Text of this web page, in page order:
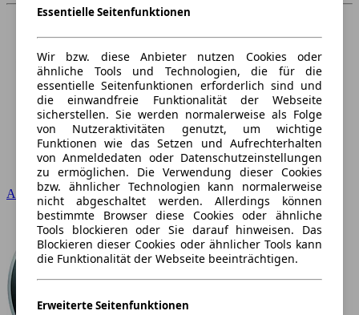
Audi
Essentielle Seitenfunktionen
Wir bzw. diese Anbieter nutzen Cookies oder
ähnliche Tools und Technologien, die für die
essentielle Seitenfunktionen erforderlich sind und
die einwandfreie Funktionalität der Webseite
sicherstellen. Sie werden normalerweise als Folge
von Nutzeraktivitäten genutzt, um wichtige
Funktionen wie das Setzen und Aufrechterhalten
von Anmeldedaten oder Datenschutzeinstellungen
zu ermöglichen. Die Verwendung dieser Cookies
bzw. ähnlicher Technologien kann normalerweise
nicht abgeschaltet werden. Allerdings können
bestimmte Browser diese Cookies oder ähnliche
Tools blockieren oder Sie darauf hinweisen. Das
Blockieren dieser Cookies oder ähnlicher Tools kann
die Funktionalität der Webseite beeinträchtigen.
Erweiterte Seitenfunktionen